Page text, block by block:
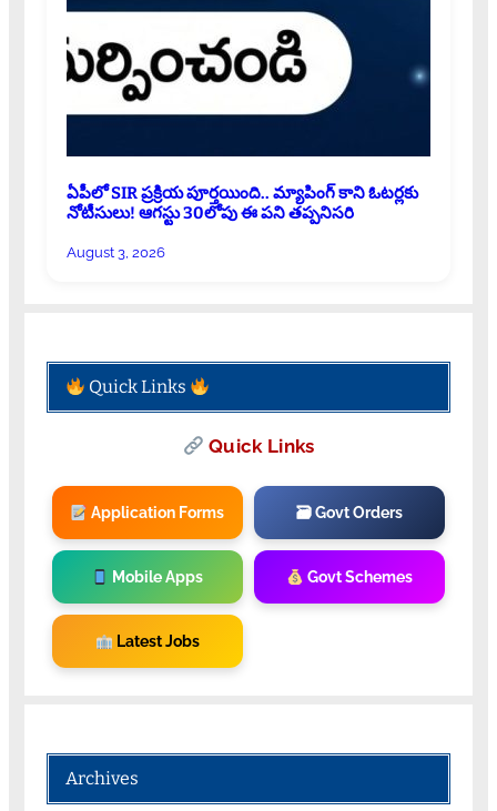
ఏపీలో SIR ప్రక్రియ పూర్తయింది.. మ్యాపింగ్ కాని ఓటర్లకు
నోటీసులు! ఆగస్టు 30లోపు ఈ పని తప్పనిసరి
August 3, 2026
Quick Links
Quick Links
Application Forms 🗃 Govt Orders
Mobile Apps Govt Schemes
Latest Jobs
Archives